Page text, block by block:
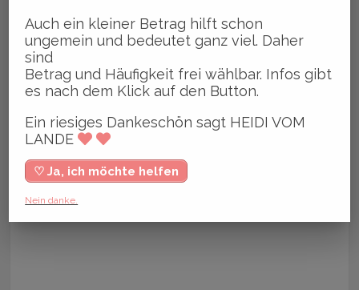
Auch ein kleiner Betrag hilft schon
ungemein und bedeutet ganz viel. Daher
sind
Betrag und Häufigkeit frei wählbar. Infos gibt
es nach dem Klick auf den Button.
Ein riesiges Dankeschön sagt HEIDI VOM
LANDE
♡ Ja, ich möchte helfen
Nein danke.